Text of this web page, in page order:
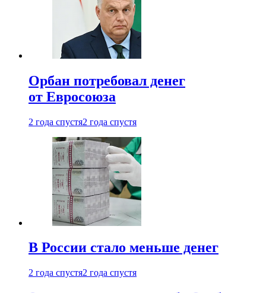
Орбан потребовал денег
от Евросоюза
2 года спустя2 года спустя
В России стало меньше денег
2 года спустя2 года спустя